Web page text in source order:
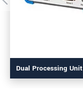
Dual Processing Unit